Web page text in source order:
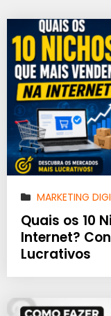
MARKETING
Quais os 10
Internet?
Lucrativos